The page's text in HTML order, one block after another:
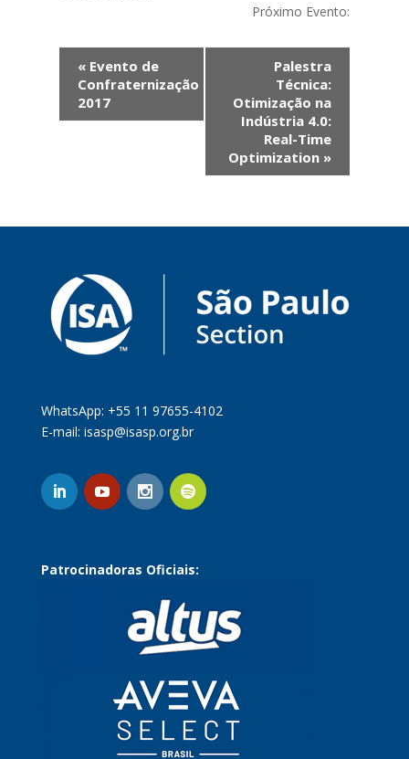
Próximo Evento:
Evento
Navegação
«Evento de
Confraternização
2017
Palestra
Técnica:
Otimização na
Indústria 4.0:
Real-Time
Optimization »
WhatsApp: +55 11 97655-4102
E-mail: isasp@isasp.org.br
Patrocinadoras Oficiais: